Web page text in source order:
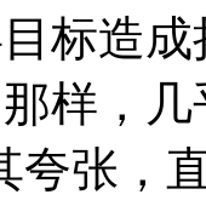
标造
样，
夸张，